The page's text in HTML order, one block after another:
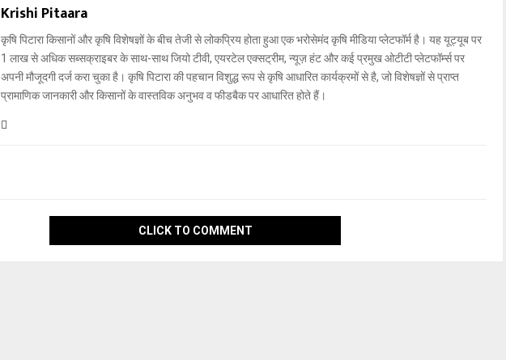
Krishi Pitaara
कृषि पिटारा किसानों और कृषि विशेषज्ञों के बीच तेजी से लोकप्रिय होता हुआ एक भरोसेमंद कृषि मीडिया प्लेटफॉर्म है। यह यूट्यूब पर
1 लाख से अधिक सब्सक्राइबर के साथ-साथ जियो टीवी, एयरटेल एक्सट्रीम, न्यूज़ हंट और कई प्रमुख ओटीटी प्लेटफॉर्म्स पर
अपनी मौजूदगी दर्ज करा चुका है। कृषि पिटारा की पहचान विशुद्ध रूप से कृषि आधारित कार्यक्रमों से है, जो विशेषज्ञों से प्राप्त
प्रामाणिक जानकारी और किसानों के वास्तविक अनुभव व फीडबैक पर आधारित होते हैं।
CLICK TO COMMENT